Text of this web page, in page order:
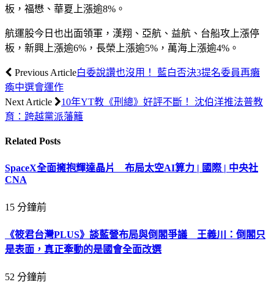
板，福懋、華夏上漲逾8%。
航運股今日也出面領軍，漢翔、亞航、益航、台船攻上漲停
板，新興上漲逾6%，長榮上漲逾5%，萬海上漲逾4%。
Previous Article白委說讚也沒用！ 藍白否決3提名委員再癱
瘓中選會運作
Next Article
10年YT教《刑總》好評不斷！ 沈伯洋推法普教
育：跨越黨派藩籬
Related Posts
SpaceX全面擁抱輝達晶片 布局太空AI算力 | 國際 | 中央社
CNA
15 分鐘前
《筱君台灣PLUS》談藍營布局與倒閣爭議 王義川：倒閣只
是表面，真正牽動的是國會全面改選
52 分鐘前